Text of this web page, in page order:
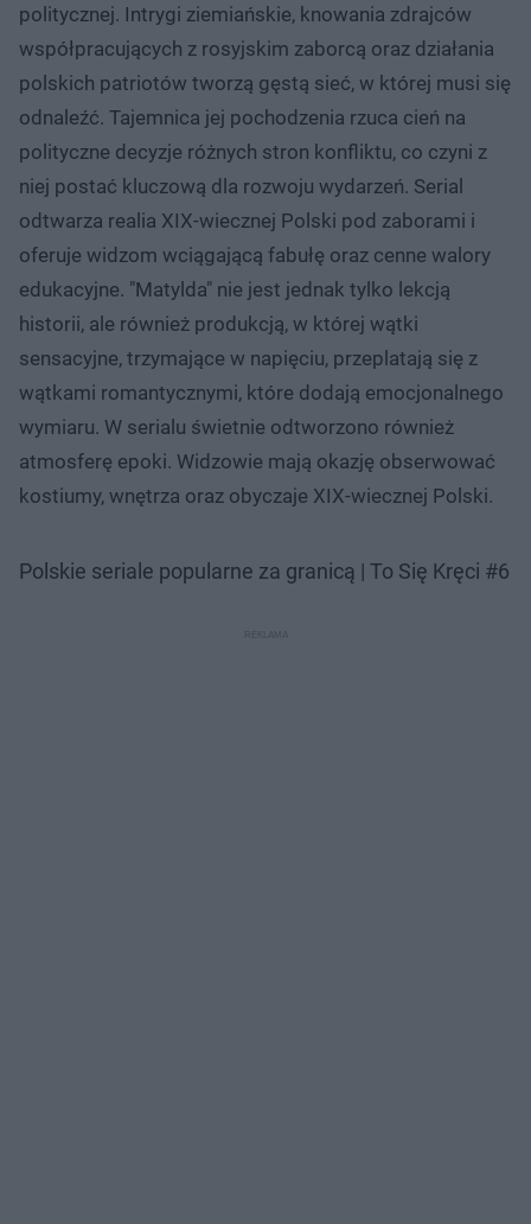
politycznej. Intrygi ziemiańskie, knowania zdrajców
współpracujących z rosyjskim zaborcą oraz działania
polskich patriotów tworzą gęstą sieć, w której musi się
odnaleźć. Tajemnica jej pochodzenia rzuca cień na
polityczne decyzje różnych stron konfliktu, co czyni z
niej postać kluczową dla rozwoju wydarzeń. Serial
odtwarza realia XIX-wiecznej Polski pod zaborami i
oferuje widzom wciągającą fabułę oraz cenne walory
edukacyjne. "Matylda" nie jest jednak tylko lekcją
historii, ale również produkcją, w której wątki
sensacyjne, trzymające w napięciu, przeplatają się z
wątkami romantycznymi, które dodają emocjonalnego
wymiaru. W serialu świetnie odtworzono również
atmosferę epoki. Widzowie mają okazję obserwować
kostiumy, wnętrza oraz obyczaje XIX-wiecznej Polski.
Polskie seriale popularne za granicą | To Się Kręci #6